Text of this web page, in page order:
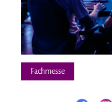
Fachmesse